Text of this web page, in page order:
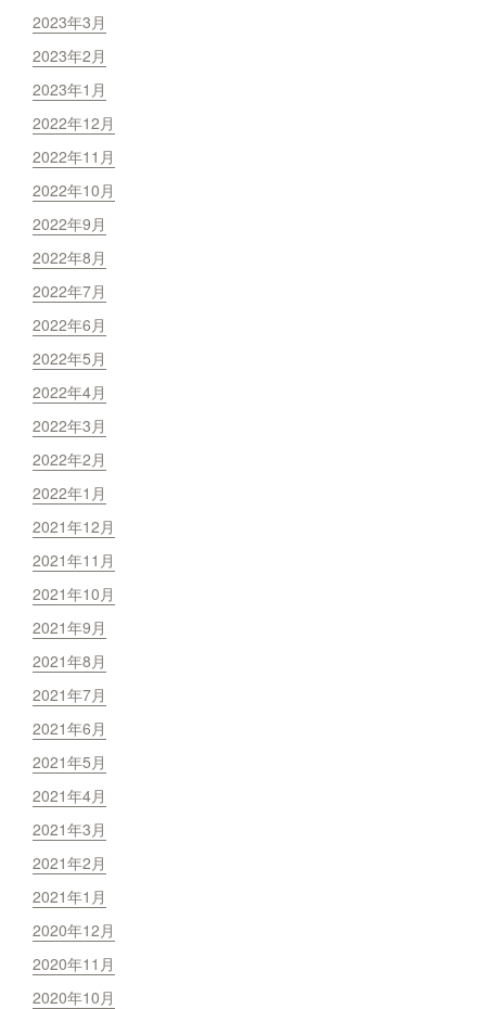
2023年3月
2023年2月
2023年1月
2022年12月
2022年11月
2022年10月
2022年9月
2022年8月
2022年7月
2022年6月
2022年5月
2022年4月
2022年3月
2022年2月
2022年1月
2021年12月
2021年11月
2021年10月
2021年9月
2021年8月
2021年7月
2021年6月
2021年5月
2021年4月
2021年3月
2021年2月
2021年1月
2020年12月
2020年11月
2020年10月